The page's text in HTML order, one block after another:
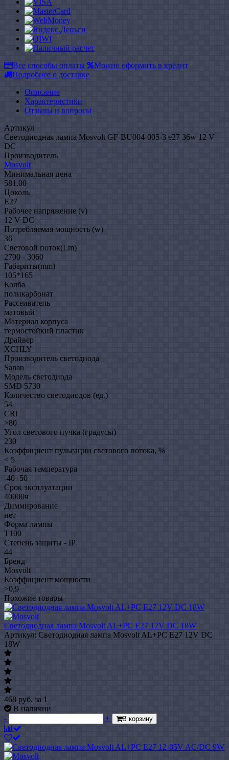
Все способы оплаты
Можно оформить в кредит
Подробнее о доставке
Описание
Характеристики
Отзывы и вопросы
Артикул
Светодиодная лампа Mosvolt GF-BU004-005-3 e27 36w 12 V
DC
Производитель
Mosvolt
Минимальная цена
581.00
Цоколь
E27
Рабочее напряжение (v)
12 V DC
Потребляемая мощность (w)
36
Световой поток(Lm)
2700 - 3060
Габариты(mm)
105*165
Колба
поликарбонат
Рассеиватель
матовый
Материал корпуса
термостойкий пластик
Драйвер
XCHLY
Производитель светодиода
Sanan
Модель светодиода
SMD 5730
Количество светодиодов (ед.)
54
CRI
>80
Угол светового пучка (градусы)
230
Коэффициент пульсации светового потока, %
< 5
Рабочая температура
-40+50
Срок эксплуатации
40000ч
Диммирование
нет
Форма лампы
T100
Степень защиты - IP
44
Бренд
Mosvolt
Коэффициент мощности
>0,9
Похожие товары
Светодиодная лампа Mosvolt AL+PC E27 12V DC 18W
Артикул: Светодиодная лампа Mosvolt AL+PC E27 12V DC
18W
468 руб. за 1
В наличии
-
+ В корзину